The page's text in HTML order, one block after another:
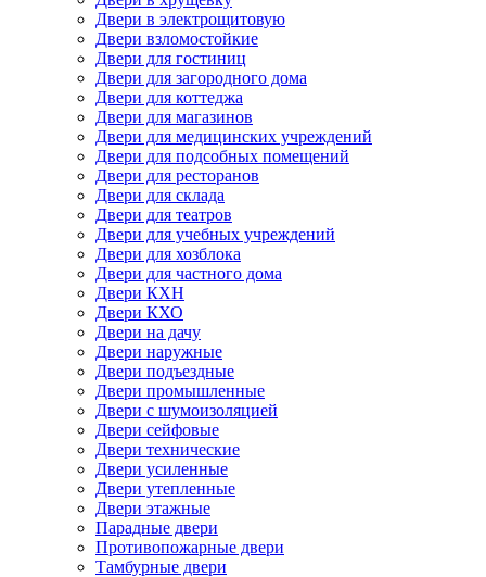
Двери в электрощитовую
Двери взломостойкие
Двери для гостиниц
Двери для загородного дома
Двери для коттеджа
Двери для магазинов
Двери для медицинских учреждений
Двери для подсобных помещений
Двери для ресторанов
Двери для склада
Двери для театров
Двери для учебных учреждений
Двери для хозблока
Двери для частного дома
Двери КХН
Двери КХО
Двери на дачу
Двери наружные
Двери подъездные
Двери промышленные
Двери с шумоизоляцией
Двери сейфовые
Двери технические
Двери усиленные
Двери утепленные
Двери этажные
Парадные двери
Противопожарные двери
Тамбурные двери